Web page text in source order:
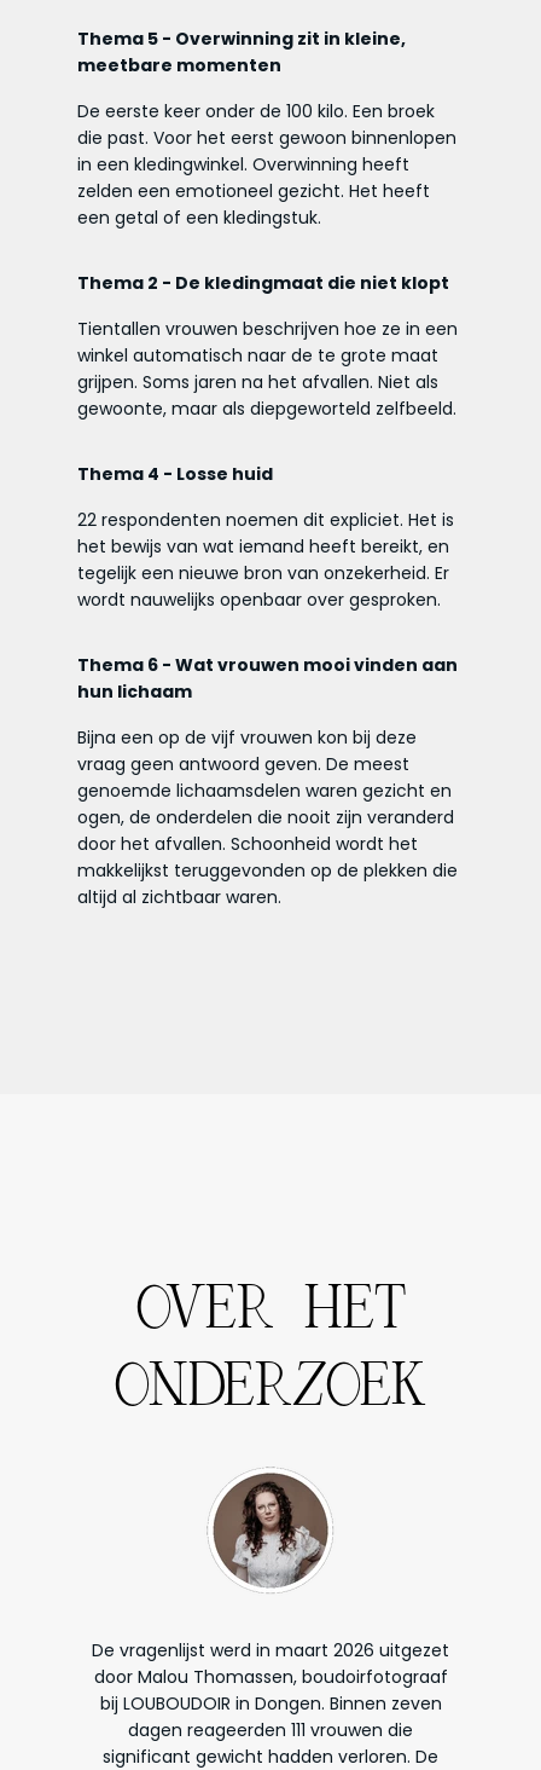
De eerste keer onder de 100 kilo. Een broek
die past. Voor het eerst gewoon binnenlopen
in een kledingwinkel. Overwinning heeft
zelden een emotioneel gezicht. Het heeft
een getal of een kledingstuk.
Thema 5 - Overwinning zit in kleine,
meetbare momenten
Tientallen vrouwen beschrijven hoe ze in een
winkel automatisch naar de te grote maat
grijpen. Soms jaren na het afvallen. Niet als
gewoonte, maar als diepgeworteld zelfbeeld.
Thema 2 - De kledingmaat die niet klopt
22 respondenten noemen dit expliciet. Het is
het bewijs van wat iemand heeft bereikt, en
tegelijk een nieuwe bron van onzekerheid. Er
wordt nauwelijks openbaar over gesproken.
Thema 4 - Losse huid
Bijna een op de vijf vrouwen kon bij deze
vraag geen antwoord geven. De meest
genoemde lichaamsdelen waren gezicht en
ogen, de onderdelen die nooit zijn veranderd
door het afvallen. Schoonheid wordt het
makkelijkst teruggevonden op de plekken die
altijd al zichtbaar waren.
Thema 6 - Wat vrouwen mooi vinden aan
hun lichaam
OVER HET
ONDERZOEK
De vragenlijst werd in maart 2026 uitgezet
door Malou Thomassen, boudoirfotograaf
bij LOUBOUDOIR in Dongen. Binnen zeven
dagen reageerden 111 vrouwen die
significant gewicht hadden verloren. De